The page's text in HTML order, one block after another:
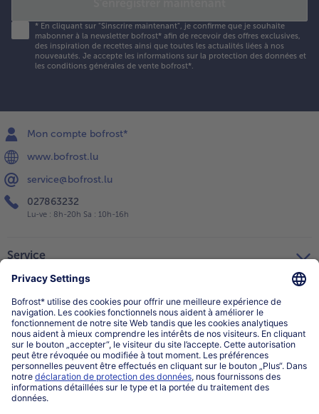
* En cliquant sur "Sinscrire maintenant", je confirme que je souhaite
mabonner à la newsletter bofrost* afin de recevoir des offres exclusives,
des inspiration de recettes ainsi que toutes les actualités liées à nos
nouveautés. Je accepte les informations sur la protection des données et
les conditions générales de vente bofrost*
Mon compte bofrost*
www.bofrost.lu
service@bofrost.lu
027863232
Lu-ve : 8h-20h Sa : 10h-16h
Service
Catégories